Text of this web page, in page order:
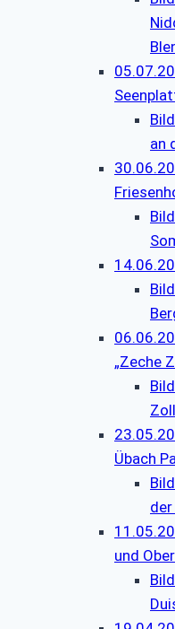
an
„Zeche
Übach
und